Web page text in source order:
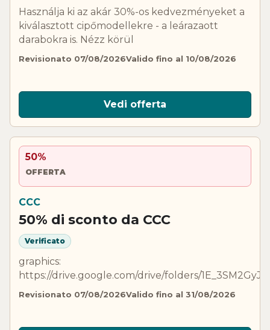
Használja ki az akár 30%-os kedvezményeket a
kiválasztott cipőmodellekre - a leárazaott
darabokra is. Nézz körül
Revisionato 07/08/2026Valido fino al 10/08/2026
Vedi offerta
50%
OFFERTA
CCC
50% di sconto da CCC
Verificato
graphics:
https://drive.google.com/drive/folders/
Revisionato 07/08/2026Valido fino al 31/08/2026